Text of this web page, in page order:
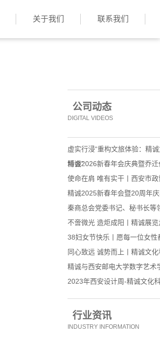
关于我们 联系我们
公司动态
DIGITAL VIDEOS
虚实行浸“重构文旅体验：精
博会”
精诚2026新春年会庆典暨乔
使命在肩 唯有实干丨西安市
精诚2025新春年会暨20周年
秦商总会党委书记、秘书长等
不啻微光 造炬成阳丨精诚展
38妇女节快乐丨愿每一位女性
同心致远 诚势而上丨精诚文
精诚与西安邮电大学数字艺术
2023年西安设计周-精诚文化
行业资讯
INDUSTRY INFORMATION